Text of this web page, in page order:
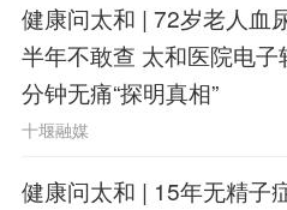
责“拆弹”，两者配
近期破裂，又能降
血管闭塞的风险，
期预后。
健康问太和 | 72岁老人血
半年不敢查 太和医院电子软镜5
分钟无痛“探明真相”
十堰融媒
健康问太和 | 15年无精子